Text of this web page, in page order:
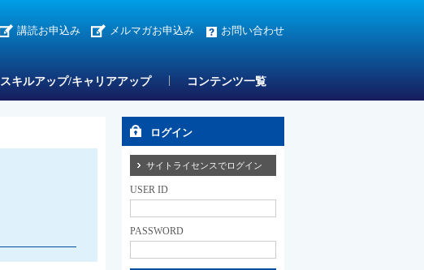
講読お申込み メルマガお申込み お問い合わせ
スキルアップ/キャリアアップ コンテンツ一覧
ログイン
サイトライセンスでログイン
USER ID
PASSWORD